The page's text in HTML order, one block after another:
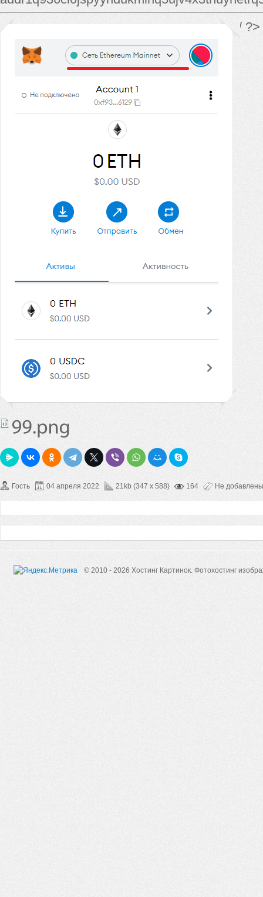
*/ ?>
Гость 04 апреля 2022 21kb (347 x 588) 164 Не добавлены
© 2010 - 2026 Хостинг Картинок. Фотохостинг